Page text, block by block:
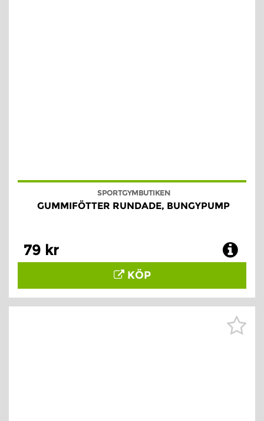
SPORTGYMBUTIKEN
GUMMIFÖTTER RUNDADE, BUNGYPUMP
79 kr
KÖP